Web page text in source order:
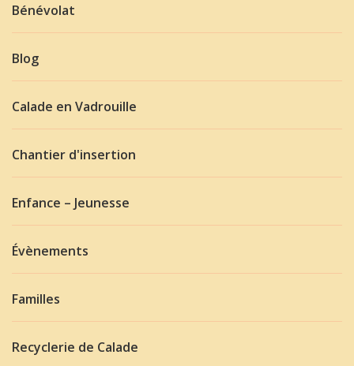
Bénévolat
Blog
Calade en Vadrouille
Chantier d'insertion
Enfance – Jeunesse
Évènements
Familles
Recyclerie de Calade